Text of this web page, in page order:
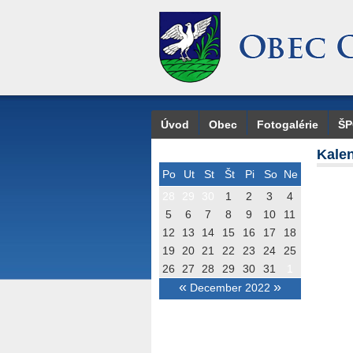
Úvod Obec Fotogalérie
Po Ut St Št Pi So Ne
« December 2022 »
1 2 3
4
5
6 7 8 9 10
11
12
13 14 15 16 17
18
19
20 21 22 23 24
25
26
27 28 29 30 31